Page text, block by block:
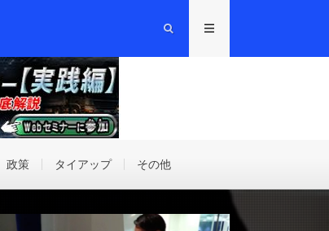
政策 タイアップ その他